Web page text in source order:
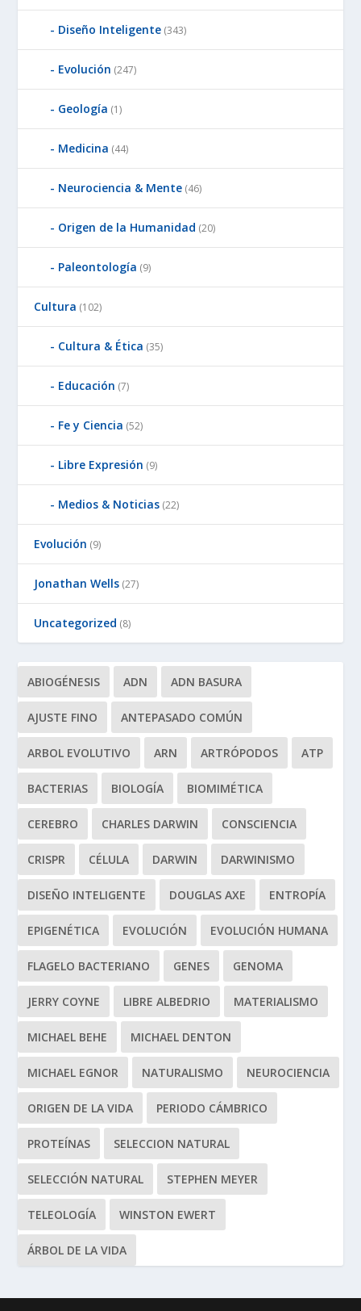
Diseño Inteligente (343)
Evolución (247)
Geología (1)
Medicina (44)
Neurociencia & Mente (46)
Origen de la Humanidad (20)
Paleontología (9)
Cultura (102)
Cultura & Ética (35)
Educación (7)
Fe y Ciencia (52)
Libre Expresión (9)
Medios & Noticias (22)
Evolución (9)
Jonathan Wells (27)
Uncategorized (8)
ABIOGÉNESIS ADN ADN BASURA
AJUSTE FINO ANTEPASADO COMÚN
ARBOL EVOLUTIVO ARN ARTRÓPODOS ATP
BACTERIAS BIOLOGÍA BIOMIMÉTICA
CEREBRO CHARLES DARWIN CONSCIENCIA
CRISPR CÉLULA DARWIN DARWINISMO
DISEÑO INTELIGENTE DOUGLAS AXE ENTROPÍA
EPIGENÉTICA EVOLUCIÓN EVOLUCIÓN HUMANA
FLAGELO BACTERIANO GENES GENOMA
JERRY COYNE LIBRE ALBEDRIO MATERIALISMO
MICHAEL BEHE MICHAEL DENTON
MICHAEL EGNOR NATURALISMO NEUROCIENCIA
ORIGEN DE LA VIDA PERIODO CÁMBRICO
PROTEÍNAS SELECCION NATURAL
SELECCIÓN NATURAL STEPHEN MEYER
TELEOLOGÍA WINSTON EWERT
ÁRBOL DE LA VIDA